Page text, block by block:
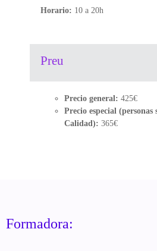
Horario: 10 a 20h
Preu
Precio general: 425€
Precio especial
Calidad): 365€
Formadora: